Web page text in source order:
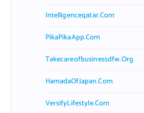
Intelligenceqatar.com
PikaPikaApp.com
Takecareofbusinessdfw.org
HamadaOfJapan.com
VersifyLifestyle.com